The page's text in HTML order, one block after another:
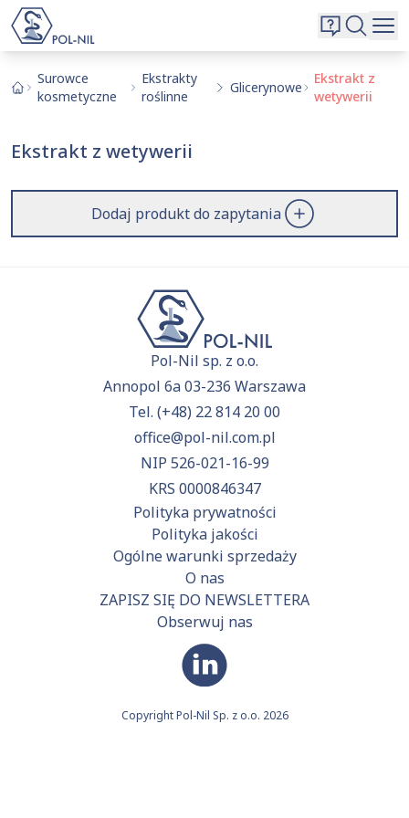
O nas
Kontakt
Surowce
kosmetyczne
Ekstrakty
roślinne
Glicerynowe
Ekstrakt z
wetywerii
Ekstrakt z wetywerii
Dodaj produkt do zapytania
Pol-Nil sp. z o.o.
Annopol 6a 03-236 Warszawa
Tel. (+48) 22 814 20 00
office@pol-nil.com.pl
NIP 526-021-16-99
KRS 0000846347
Polityka prywatności
Polityka jakości
Ogólne warunki sprzedaży
O nas
ZAPISZ SIĘ DO NEWSLETTERA
Obserwuj nas
Copyright Pol-Nil Sp. z o.o. 2026
Wybrane surowce i substancje
Aktualnie niczego nie dodałeś do zapytania.
Wyszukiwarka
Szukaj